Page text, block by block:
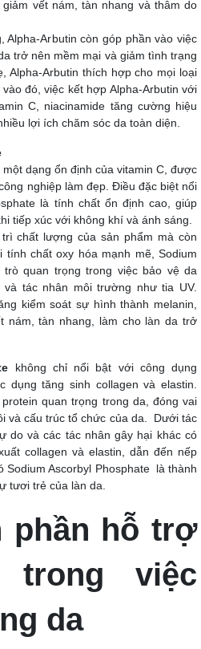
vết nám, tàn nhang và thâm do
Alpha-Arbutin còn góp phần vào việc
trở nên mềm mại và giảm tình trạng
Alpha-Arbutin thích hợp cho mọi loại
đó, việc kết hợp Alpha-Arbutin với
C, niacinamide tăng cường hiệu
lợi ích chăm sóc da toàn diện.
dạng ổn định của vitamin C, được
nghiệp làm đẹp. Điều đặc biệt nổi
là tính chất ổn định cao, giúp
tiếp xúc với không khí và ánh sáng.
chất lượng của sản phẩm mà còn
chất oxy hóa mạnh mẽ, Sodium
trò quan trọng trong việc bảo vệ da
tác nhân môi trường như tia UV.
kiểm soát sự hình thành melanin,
nám, tàn nhang, làm cho làn da trở
không chỉ nổi bật với công dụng
dụng tăng sinh collagen và elastin.
quan trọng trong da, đóng vai
và cấu trúc tổ chức của da. Dưới tác
do và các tác nhân gây hại khác có
collagen và elastin, dẫn đến nếp
Sodium Ascorbyl Phosphate là thành
tươi trẻ của làn da.
phần hỗ trợ
trong việc
da